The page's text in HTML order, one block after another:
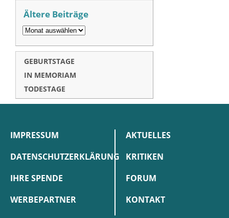
Ältere Beiträge
GEBURTSTAGE
IN MEMORIAM
TODESTAGE
IMPRESSUM
DATENSCHUTZERKLÄRUNG
IHRE SPENDE
WERBEPARTNER
AKTUELLES
KRITIKEN
FORUM
KONTAKT